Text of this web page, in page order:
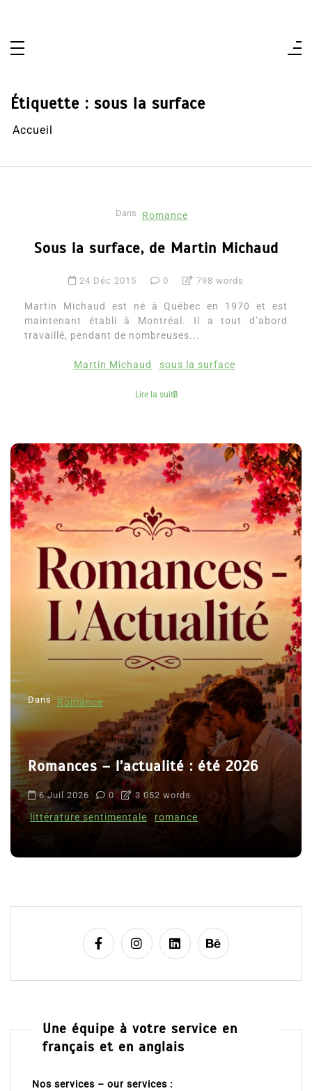
Étiquette : sous la surface
Accueil
Dans Romance
Sous la surface, de Martin Michaud
24 Déc 2015 0 798 words
Martin Michaud est né à Québec en 1970 et est
maintenant établi à Montréal. Il a tout d’abord
travaillé, pendant de nombreuses...
Martin Michaud sous la surface
Lire la suite
Dans Romance
Romances – l’actualité : été 2026
6 Juil 2026 0 3 052 words
littérature sentimentale romance
Une équipe à votre service en
français et en anglais
Nos services – our services :